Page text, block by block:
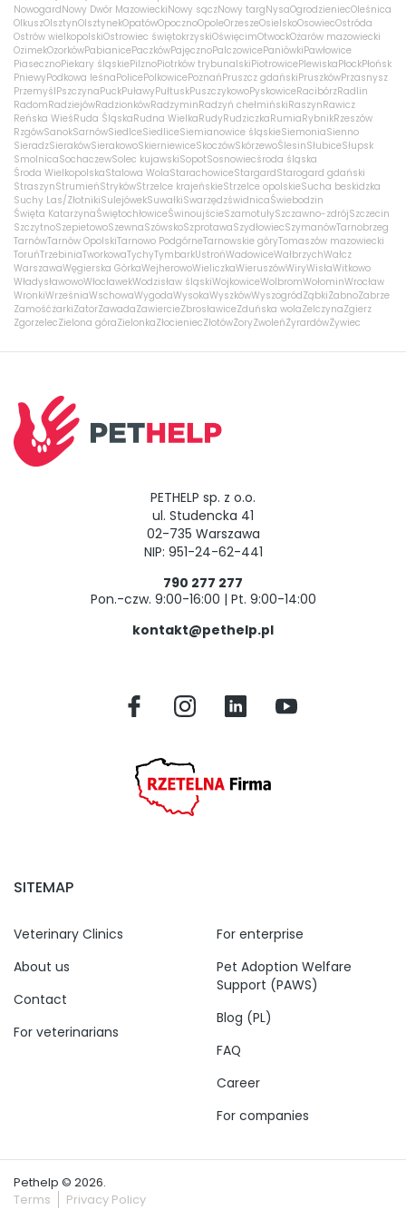
NowogardNowy Dwór MazowieckiNowy sączNowy targNysaOgrodzieniecOleśnica
OlkuszOlsztynOlsztynekOpatówOpocznoOpoleOrzeszeOsielskoOsowiecOstróda
Ostrów wielkopolskiOstrowiec świętokrzyskiOświęcimOtwockOżarów mazowiecki
OzimekOzorkówPabianicePaczkówPajęcznoPalczowicePaniówkiPawłowice
PiasecznoPiekary śląskiePilznoPiotrków trybunalskiPiotrowicePlewiskaPłockPłońsk
PniewyPodkowa leśnaPolicePolkowicePoznańPruszcz gdańskiPruszkówPrzasnysz
PrzemyślPszczynaPuckPuławyPułtuskPuszczykowoPyskowiceRacibórzRadlin
RadomRadziejówRadzionkówRadzyminRadzyń chełmińskiRaszynRawicz
Reńska WieśRuda ŚląskaRudna WielkaRudyRudziczkaRumiaRybnikRzeszów
RzgówSanokSarnówSiedlceSiedliceSiemianowice śląskieSiemoniaSienno
SieradzSierakówSierakowoSkierniewiceSkoczówSkórzewoŚlesinSłubiceSłupsk
SmolnicaSochaczewSolec kujawskiSopotSosnowiecśroda śląska
Środa WielkopolskaStalowa WolaStarachowiceStargardStarogard gdański
StraszynStrumieńStrykówStrzelce krajeńskieStrzelce opolskieSucha beskidzka
Suchy Las/ZłotnikiSulejówekSuwałkiSwarzędzświdnicaŚwiebodzin
Święta KatarzynaŚwiętochłowiceŚwinoujścieSzamotułySzczawno-zdrójSzczecin
SzczytnoSzepietowoSzewnaSzówskoSzprotawaSzydłowiecSzymanówTarnobrzeg
TarnówTarnów OpolskiTarnowo PodgórneTarnowskie góryTomaszów mazowiecki
ToruńTrzebiniaTworkowaTychyTymbarkUstrońWadowiceWałbrzychWałcz
WarszawaWęgierska GórkaWejherowoWieliczkaWieruszówWiryWisłaWitkowo
WładysławowoWłocławekWodzisław śląskiWojkowiceWolbromWołominWrocław
WronkiWrześniaWschowaWygodaWysokaWyszkówWyszogródZąbkiŻabnoZabrze
ZamośćżarkiZatorZawadaZawiercieZbrosławiceZduńska wolaZelczynaZgierz
ZgorzelecZielona góraZielonkaZłocieniecZłotówŻoryZwoleńŻyrardówŻywiec
PETHELP sp. z o.o.
ul. Studencka 41
02-735 Warszawa
NIP: 951-24-62-441
790 277 277
Pon.-czw. 9:00-16:00 | Pt. 9:00-14:00
kontakt@pethelp.pl
SITEMAP
Veterinary Clinics
About us
Contact
For veterinarians
For enterprise
Pet Adoption Welfare
Support (PAWS)
Blog (PL)
FAQ
Career
For companies
Pethelp © 2026.
Terms
Privacy Policy